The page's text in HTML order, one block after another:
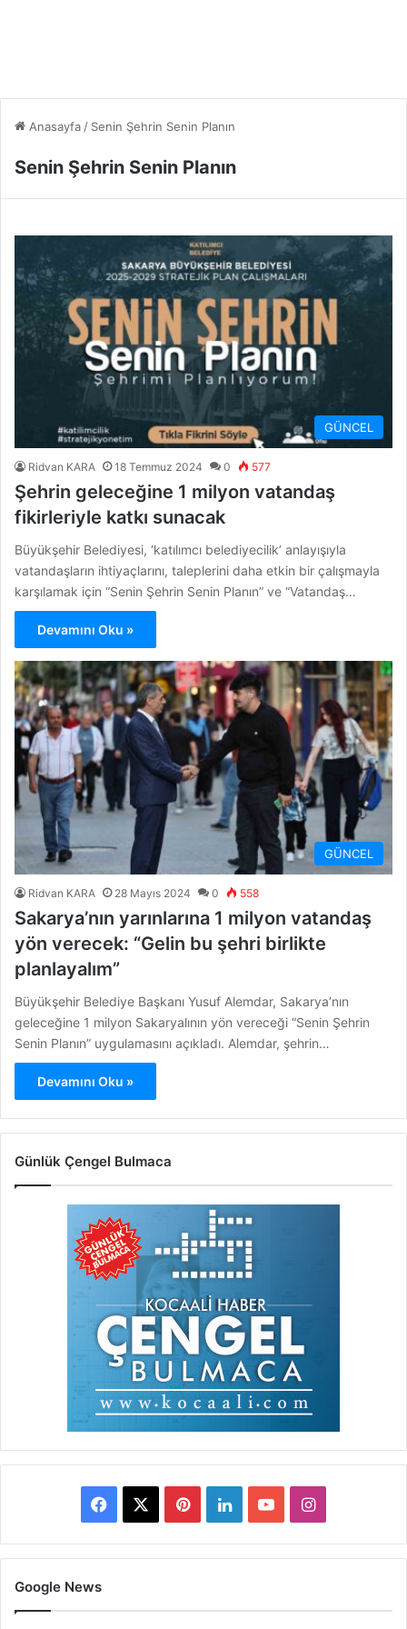
Anasayfa / Senin Şehrin Senin Planın
Senin Şehrin Senin Planın
GÜNCEL
Ridvan KARA 18 Temmuz 2024 0 577
Şehrin geleceğine 1 milyon vatandaş
fikirleriyle katkı sunacak
Büyükşehir Belediyesi, ‘katılımcı belediyecilik’ anlayışıyla
vatandaşların ihtiyaçlarını, taleplerini daha etkin bir çalışmayla
karşılamak için “Senin Şehrin Senin Planın” ve “Vatandaş…
Devamını Oku »
GÜNCEL
Ridvan KARA 28 Mayıs 2024 0 558
Sakarya’nın yarınlarına 1 milyon vatandaş
yön verecek: “Gelin bu şehri birlikte
planlayalım”
Büyükşehir Belediye Başkanı Yusuf Alemdar, Sakarya’nın
geleceğine 1 milyon Sakaryalının yön vereceği “Senin Şehrin
Senin Planın” uygulamasını açıkladı. Alemdar, şehrin…
Devamını Oku »
Günlük Çengel Bulmaca
Facebook PinterestLinkedInYouTubeInstagram
Google News